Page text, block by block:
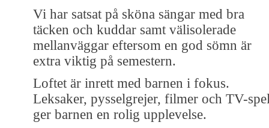
Vi har satsat på sköna sängar med bra
täcken och kuddar samt välisolerade
mellanväggar eftersom en god sömn är
extra viktig på semestern.
Loftet är inrett med barnen i fokus.
Leksaker, pysselgrejer, filmer och TV-
ger barnen en rolig upplevelse.